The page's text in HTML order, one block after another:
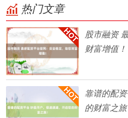
热门文章
股市融资
财富增值！
靠谱的配
的财富之旅